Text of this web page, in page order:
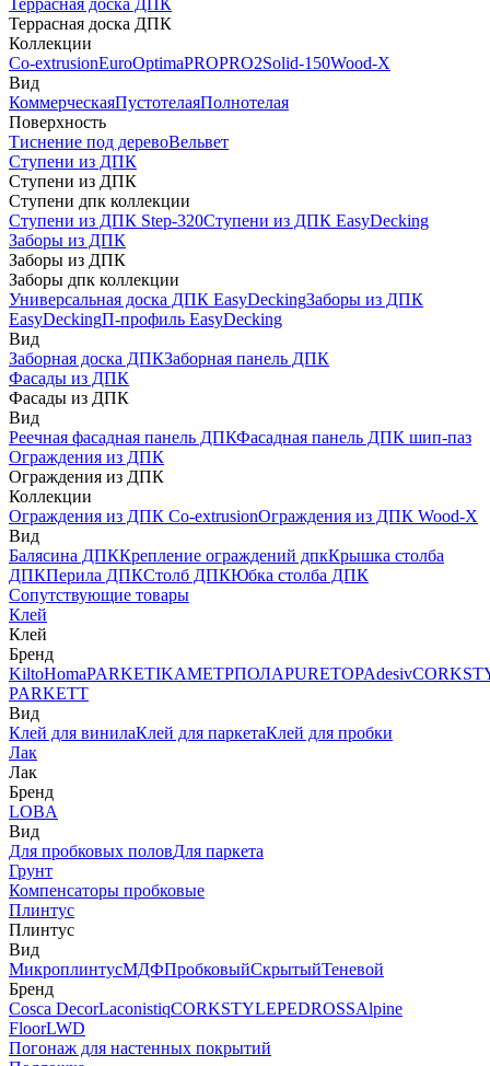
Террасная доска ДПК
Террасная доска ДПК
Коллекции
Co-extrusionEuroOptimaPROPRO2Solid-150Wood-X
Вид
КоммерческаяПустотелаяПолнотелая
Поверхность
Тиснение под деревоВельвет
Ступени из ДПК
Ступени из ДПК
Ступени дпк коллекции
Ступени из ДПК Step-320Ступени из ДПК EasyDecking
Заборы из ДПК
Заборы из ДПК
Заборы дпк коллекции
Универсальная доска ДПК EasyDeckingЗаборы из ДПК
EasyDeckingП-профиль EasyDecking
Вид
Заборная доска ДПКЗаборная панель ДПК
Фасады из ДПК
Фасады из ДПК
Вид
Реечная фасадная панель ДПКФасадная панель ДПК шип-паз
Ограждения из ДПК
Ограждения из ДПК
Коллекции
Ограждения из ДПК Co-extrusionОграждения из ДПК Wood-X
Вид
Балясина ДПККрепление ограждений дпкКрышка столба
ДПКПерила ДПКСтолб ДПКЮбка столба ДПК
Сопутствующие товары
Клей
Клей
Бренд
KiltoHomaPARKETIKAМЕТРПОЛАPURETOPAdesiv
PARKETT
Вид
Клей для винилаКлей для паркетаКлей для пробки
Лак
Лак
Бренд
LOBA
Вид
Для пробковых половДля паркета
Грунт
Компенсаторы пробковые
Плинтус
Плинтус
Вид
МикроплинтусМДФПробковыйСкрытыйТеневой
Бренд
Cosca DecorLaconistiqCORKSTYLEPEDROSSAlpine
FloorLWD
Погонаж для настенных покрытий